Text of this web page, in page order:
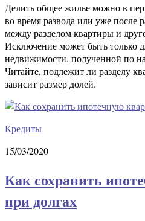
Делить общее жилье можно в
во время развода или уже после
между разделом квартиры и
Исключение может быть только
недвижимости, полученной по
Читайте, подлежит ли разделу
зависит размер долей.
Кредиты
15/03/2020
Как сохранить
при долгах